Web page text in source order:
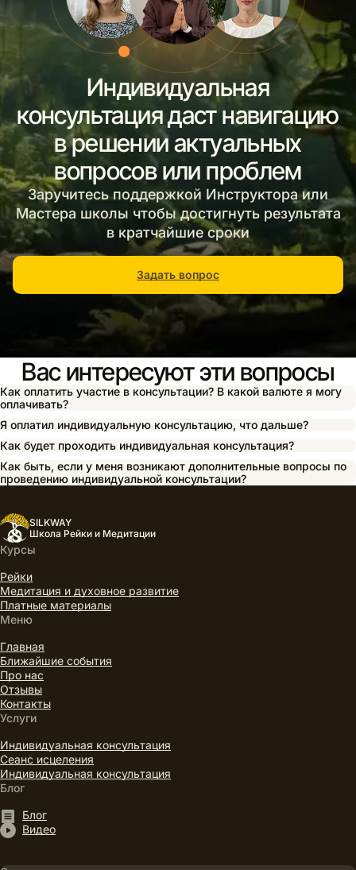
Индивидуальная
консультация даст навигацию
в решении актуальных
вопросов или проблем
Заручитесь поддержкой Инструктора или
Мастера школы чтобы достигнуть результата
в кратчайшие сроки
Задать вопрос
Вас интересуют эти вопросы
Как оплатить участие в консультации? В какой валюте я могу
оплачивать?
Я оплатил индивидуальную консультацию, что дальше?
Как будет проходить индивидуальная консультация?
Как быть, если у меня возникают дополнительные вопросы по
проведению индивидуальной консультации?
SILKWAY
Школа Рейки и Медитации
Меню
Главная
Ближайшие события
Про нас
Отзывы
Контакты
Курсы
Рейки
Медитация и духовное развитие
Платные материалы
Услуги
Индивидуальная консультация
Сеанс исцеления
Индивидуальная консультация
Блог
Блог
Видео